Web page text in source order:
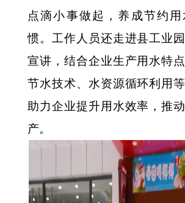
点滴小事做起，养成节约用
惯。工作人员还走进县工业
宣讲，结合企业生产用水特
节水技术、水资源循环利用
助力企业提升用水效率，推
产。